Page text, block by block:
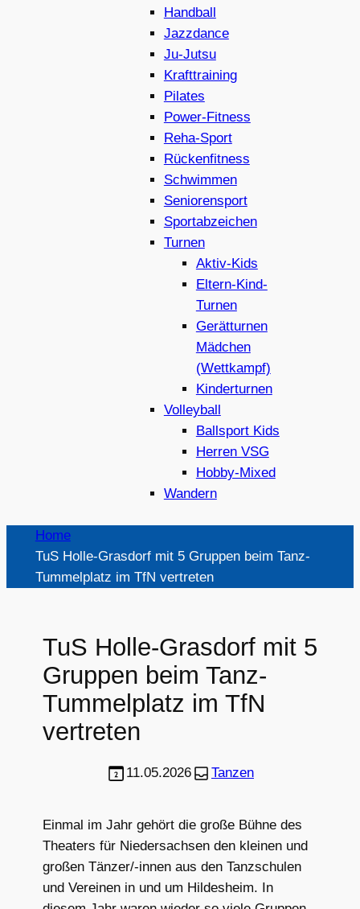
Handball
Jazzdance
Ju-Jutsu
Krafttraining
Pilates
Power-Fitness
Reha-Sport
Rückenfitness
Schwimmen
Seniorensport
Sportabzeichen
Turnen
Aktiv-Kids
Eltern-Kind-
Turnen
Gerätturnen
Mädchen
(Wettkampf)
Kinderturnen
Volleyball
Ballsport Kids
Herren VSG
Hobby-Mixed
Wandern
Home
TuS Holle-Grasdorf mit 5 Gruppen beim Tanz-
Tummelplatz im TfN vertreten
TuS Holle-Grasdorf mit 5
Gruppen beim Tanz-
Tummelplatz im TfN
vertreten
11.05.2026 Tanzen
Einmal im Jahr gehört die große Bühne des
Theaters für Niedersachsen den kleinen und
großen Tänzer/-innen aus den Tanzschulen
und Vereinen in und um Hildesheim. In